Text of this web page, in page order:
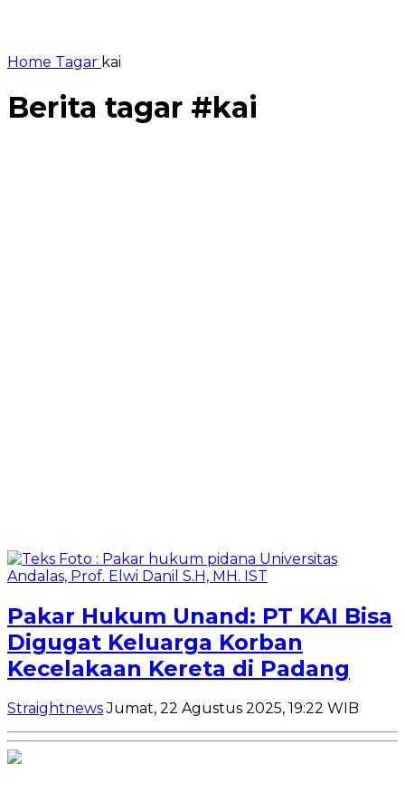
Home Tagar kai
Berita tagar #kai
Pakar Hukum Unand: PT KAI Bisa
Digugat Keluarga Korban
Kecelakaan Kereta di Padang
Straightnews Jumat, 22 Agustus 2025, 19:22 WIB